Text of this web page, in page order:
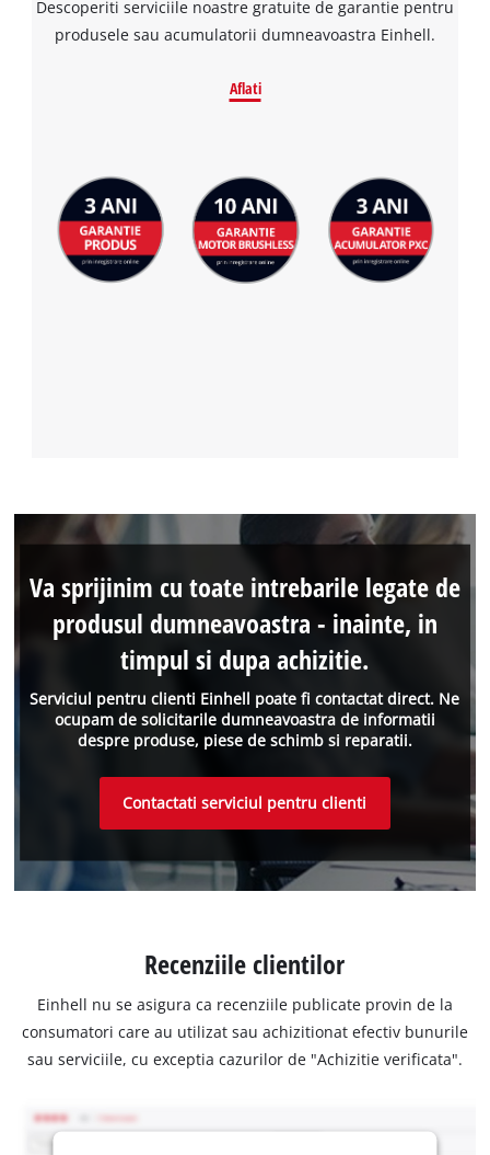
Descoperiti serviciile noastre gratuite de garantie pentru
produsele sau acumulatorii dumneavoastra Einhell.
Aflati
Serviciul pentru clienti Einhell poate fi contactat direct. Ne
ocupam de solicitarile dumneavoastra de informatii
despre produse, piese de schimb si reparatii.
Va sprijinim cu toate intrebarile legate de
produsul dumneavoastra - inainte, in
timpul si dupa achizitie.
Contactati serviciul pentru clienti
Recenziile clientilor
Einhell nu se asigura ca recenziile publicate provin de la
consumatori care au utilizat sau achizitionat efectiv bunurile
sau serviciile, cu exceptia cazurilor de "Achizitie verificata".